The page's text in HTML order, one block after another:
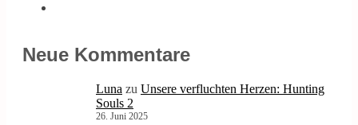
Neue Kommentare
Luna zu Unsere verfluchten Herzen: Hunting
Souls 2
26. Juni 2025